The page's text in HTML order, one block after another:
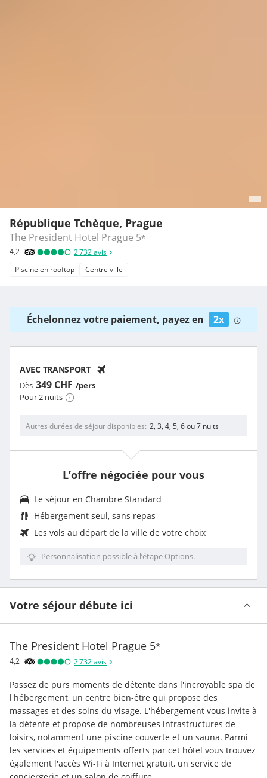
République Tchèque, Prague
The President Hotel Prague 5*
4,2 2 732avis
Piscine en rooftop
Centre ville
Échelonnez votre paiement, payez en 2x
AVEC TRANSPORT
Dès 349 CHF /pers
Pour 2 nuits
Autres durées de séjour disponibles 2, 3, 4, 5, 6 ou 7 nuits
L’offre négociée pour vous
Le séjour en Chambre Standard
Hébergement seul, sans repas
Les vols au départ de la ville de votre choix
Personnalisation possible à l’étape Options.
Votre séjour débute ici
The President Hotel Prague 5*
4,2 2 732avis
Passez de purs moments de détente dans l'incroyable spa de
l'hébergement, un centre bien-être qui propose des
massages et des soins du visage. L'hébergement vous invite à
la détente et propose de nombreuses infrastructures de
loisirs, notamment une piscine couverte et un sauna. Parmi
les services et équipements offerts par cet hôtel vous trouvez
également l'accès Wi-Fi à Internet gratuit, un service de